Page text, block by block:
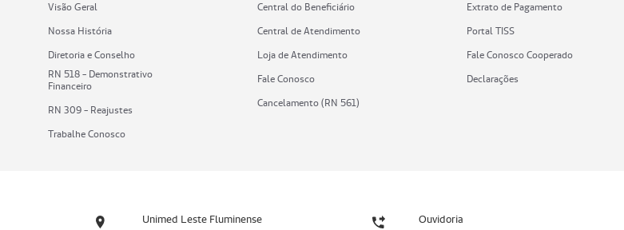
Visão Geral
Nossa História
Diretoria e Conselho
RN 518 - Demonstrativo
Financeiro
RN 309 - Reajustes
Trabalhe Conosco
Central do Beneficiário
Central de Atendimento
Loja de Atendimento
Fale Conosco
Cancelamento (RN 561)
Extrato de Pagamento
Portal TISS
Fale Conosco Cooperado
Declarações
Unimed Leste Fluminense Ouvidoria